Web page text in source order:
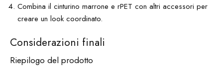
Combina il cinturino marrone e rPET con altri accessori per
creare un look coordinato.
Considerazioni finali
Riepilogo del prodotto